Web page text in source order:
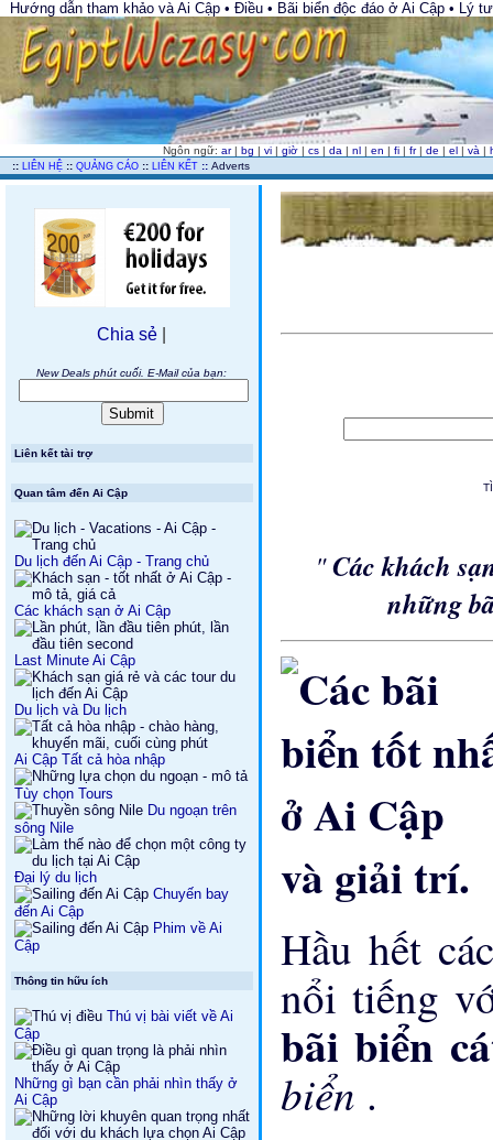
Hướng dẫn tham khảo và Ai Cập • Điều • Bãi biển độc đáo ở Ai Cập •
Ngôn ngữ:ar |bg |vi |giờ |cs |da |nl |en |fi |fr |de |el |và |
:: LIÊN HỆ :: QUẢNG CÁO :: LIÊN KẾT :: Adverts
Chia sẻ
New Deals phút cuối. E-Mail của bạn:
Liên kết tài trợ
Quan tâm đến Ai Cập
Du lịch đến Ai Cập - Trang chủ
Các khách sạn ở Ai Cập
Last Minute Ai Cập
Du lịch và Du lịch
Ai Cập Tất cả hòa nhập
Tùy chọn Tours
Du ngoạn trên
sông Nile
Đại lý du lịch
Chuyến bay
đến Ai Cập
Phim về Ai
Cập
Thông tin hữu ích
Thú vị bài viết về Ai
Cập
Những gì bạn cần phải nhìn thấy ở
Ai Cập
"Các khách
những
và giải trí.
Hầu hết
nổi tiếng
bãi biển
biển .